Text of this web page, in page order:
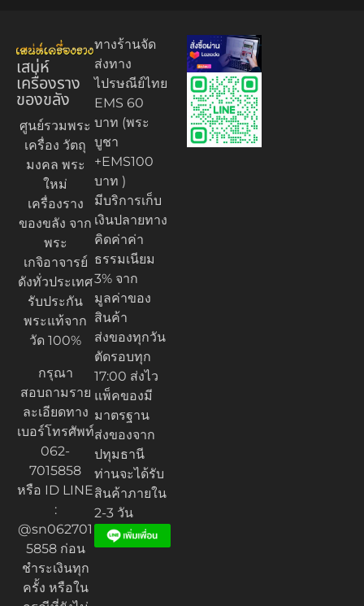
เสน่ห์
เครื่องราง
ของขลัง
ศูนย์รวมพระ
เครื่อง วัตถุ
มงคล พระ
ใหม่
เครื่องราง
ของขลัง จาก
พระ
เกจิอาจารย์
ดังทั่วประเทศ
รับประกัน
พระแท้จาก
วัด 100%
กรุณา
สอบถามราย
ละเอียดทาง
เบอร์โทรศัพท์
062-
7015858
หรือ ID LINE
:
@sn062701
5858 ก่อน
ชำระเงินทุก
ครั้ง หรือใน
ทางร้านจัด
ส่งทาง
ไปรษณีย์ไทย
EMS 60
บาท (พระ
บูชา
+EMS100
บาท )
มีบริการเก็บ
เงินปลายทาง
คิดค่าค่า
ธรรมเนียม
3% จาก
มูลค่าของ
สินค้า
ส่งของทุกวัน
ตัดรอบทุก
17:00 ส่งไว
แพ็คของมี
มาตรฐาน
ส่งของจาก
ปทุมธานี
ท่านจะได้รับ
สินค้าภายใน
2-3 วัน